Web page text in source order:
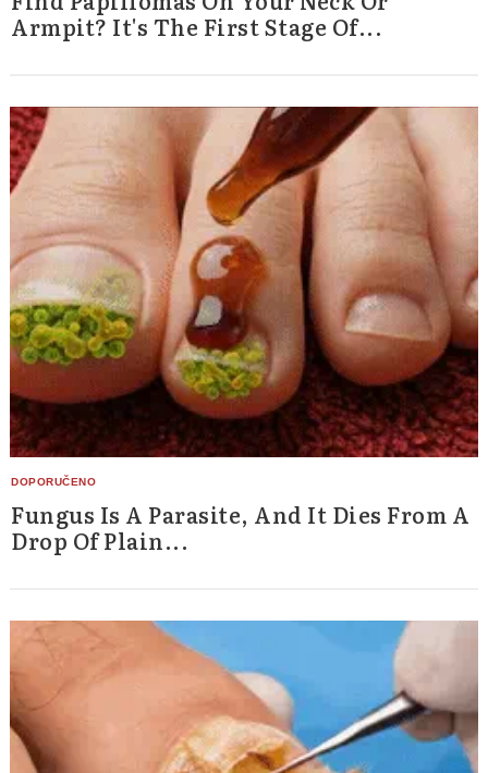
Armpit? It's The First Stage Of...
Fungus Is A Parasite, And It Dies From A
Drop Of Plain...